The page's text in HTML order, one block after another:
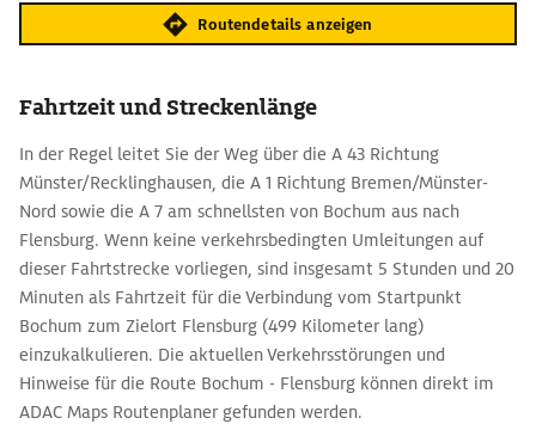
Routendetails anzeigen
Fahrtzeit und Streckenlänge
In der Regel leitet Sie der Weg über die A 43 Richtung
Münster/Recklinghausen, die A 1 Richtung Bremen/Münster-
Nord sowie die A 7 am schnellsten von Bochum aus nach
Flensburg. Wenn keine verkehrsbedingten Umleitungen auf
dieser Fahrtstrecke vorliegen, sind insgesamt 5 Stunden und 20
Minuten als Fahrtzeit für die Verbindung vom Startpunkt
Bochum zum Zielort Flensburg (499 Kilometer lang)
einzukalkulieren. Die aktuellen Verkehrsstörungen und
Hinweise für die Route Bochum - Flensburg können direkt im
ADAC Maps Routenplaner gefunden werden.